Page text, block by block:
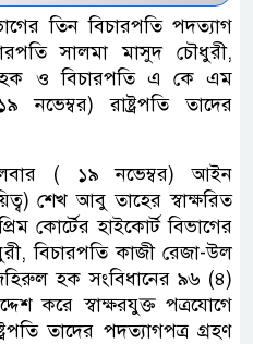
তিন বিচারপতি পদত্যাগ
সালমা মাসুদ চৌধুরী,
হক ও বিচারপতি এ কে এম
রাষ্ট্রপতি তাদের
( ১৯ নভেম্বর) আইন
শেখ আবু তাহের স্বাক্ষরিত
কোর্টের হাইকোর্ট বিভাগের
বিচারপতি কাজী রেজা-উল
হক সংবিধানের ৯৬ (৪)
করে স্বাক্ষরযুক্ত পত্রযোগে
তাদের পদত্যাগপত্র গ্রহণ